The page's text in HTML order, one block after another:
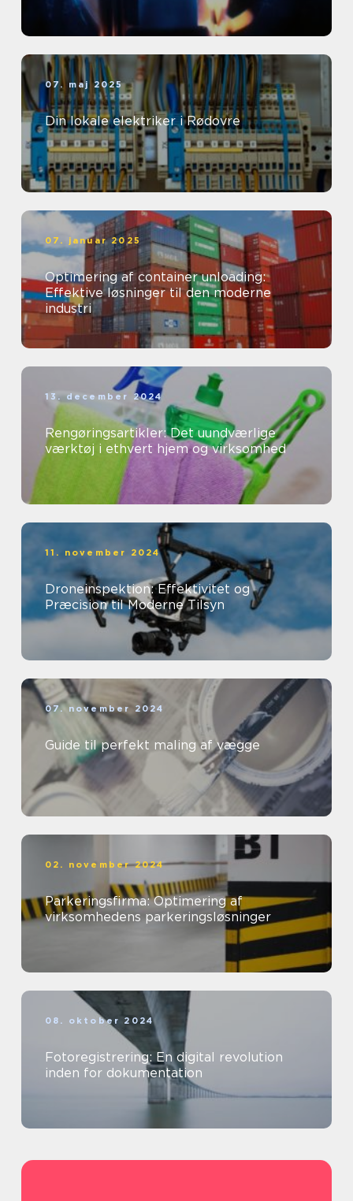
07. maj 2025
Din lokale elektriker i Rødovre
07. januar 2025
Optimering af container unloading:
Effektive løsninger til den moderne
industri
13. december 2024
Rengøringsartikler: Det uundværlige
værktøj i ethvert hjem og virksomhed
11. november 2024
Droneinspektion: Effektivitet og
Præcision til Moderne Tilsyn
07. november 2024
Guide til perfekt maling af vægge
02. november 2024
Parkeringsfirma: Optimering af
virksomhedens parkeringsløsninger
08. oktober 2024
Fotoregistrering: En digital revolution
inden for dokumentation